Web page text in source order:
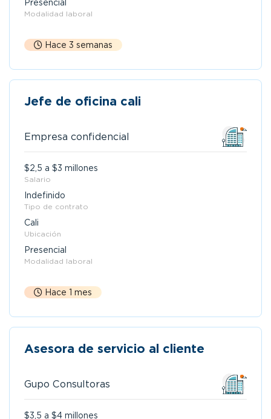
Presencial
Modalidad laboral
Hace 3 semanas
Jefe de oficina cali
Empresa confidencial
$2,5 a $3 millones
Salario
Indefinido
Tipo de contrato
Cali
Ubicación
Presencial
Modalidad laboral
Hace 1 mes
Asesora de servicio al cliente
Gupo Consultoras
$3,5 a $4 millones